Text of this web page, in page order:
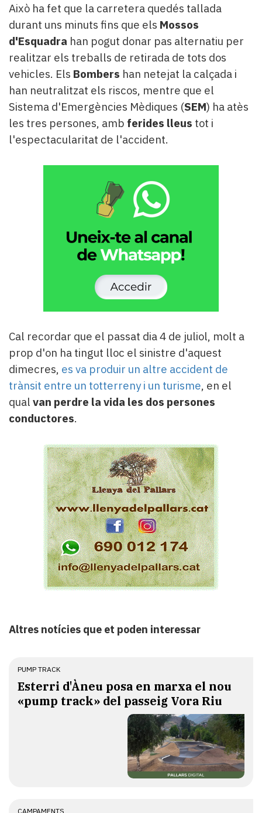
Això ha fet que la carretera quedés tallada
durant uns minuts fins que els Mossos
d'Esquadra han pogut donar pas alternatiu per
realitzar els treballs de retirada de tots dos
vehicles. Els Bombers han netejat la calçada i
han neutralitzat els riscos, mentre que el
Sistema d'Emergències Mèdiques (SEM) ha atès
les tres persones, amb ferides lleus tot i
l'espectacularitat de l'accident.
Cal recordar que el passat dia 4 de juliol, molt a
prop d'on ha tingut lloc el sinistre d'aquest
dimecres, es va produir un altre accident de
trànsit entre un totterreny i un turisme, en el
qual van perdre la vida les dos persones
conductores.
Altres notícies que et poden interessar
PUMP TRACK
Esterri d'Àneu posa en marxa el nou
«pump track» del passeig Vora Riu
CAMPAMENTS